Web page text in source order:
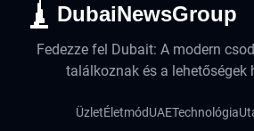
DubaiNewsGroup
Fedezze fel Dubait: A modern
találkoznak és a lehetőségek
ÜzletÉletmódUAETechnológia